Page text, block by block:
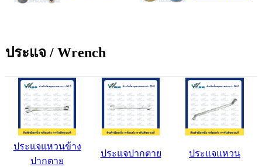
ประแจ / Wrench
ประแจแหวนข้าง
ปากตาย
ประแจปากตาย ประแจแหวน